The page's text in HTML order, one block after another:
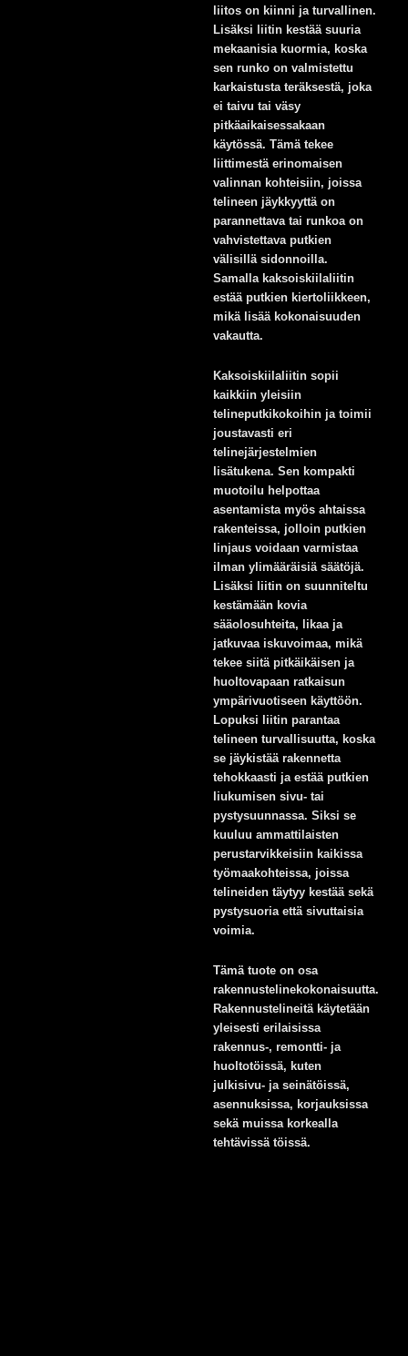
liitos on kiinni ja turvallinen.
Lisäksi liitin kestää suuria
mekaanisia kuormia, koska
sen runko on valmistettu
karkaistusta teräksestä, joka
ei taivu tai väsy
pitkäaikaisessakaan
käytössä. Tämä tekee
liittimestä erinomaisen
valinnan kohteisiin, joissa
telineen jäykkyyttä on
parannettava tai runkoa on
vahvistettava putkien
välisillä sidonnoilla.
Samalla kaksoiskiilaliitin
estää putkien kiertoliikkeen,
mikä lisää kokonaisuuden
vakautta.
Kaksoiskiilaliitin sopii
kaikkiin yleisiin
telineputkikokoihin ja toimii
joustavasti eri
telinejärjestelmien
lisätukena. Sen kompakti
muotoilu helpottaa
asentamista myös ahtaissa
rakenteissa, jolloin putkien
linjaus voidaan varmistaa
ilman ylimääräisiä säätöjä.
Lisäksi liitin on suunniteltu
kestämään kovia
sääolosuhteita, likaa ja
jatkuvaa iskuvoimaa, mikä
tekee siitä pitkäikäisen ja
huoltovapaan ratkaisun
ympärivuotiseen käyttöön.
Lopuksi liitin parantaa
telineen turvallisuutta, koska
se jäykistää rakennetta
tehokkaasti ja estää putkien
liukumisen sivu- tai
pystysuunnassa. Siksi se
kuuluu ammattilaisten
perustarvikkeisiin kaikissa
työmaakohteissa, joissa
telineiden täytyy kestää sekä
pystysuoria että sivuttaisia
voimia.
Tämä tuote on osa
rakennustelinekokonaisuutta.
Rakennustelineitä käytetään
yleisesti erilaisissa
rakennus-, remontti- ja
huoltotöissä, kuten
julkisivu- ja seinätöissä,
asennuksissa, korjauksissa
sekä muissa korkealla
tehtävissä töissä.